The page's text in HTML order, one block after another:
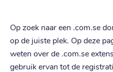
Op zoek naar een .com.se
op de juiste plek. Op deze
weten over de .com.se
gebruik ervan tot de